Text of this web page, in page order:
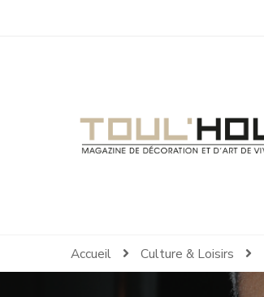
Toul'House
Magazine de Décoration et d'Art de Vivre.
Accueil Culture & Loisirs